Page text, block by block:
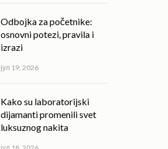
Odbojka za početnike:
osnovni potezi, pravila i
izrazi
јул 19, 2026
Kako su laboratorijski
dijamanti promenili svet
luksuznog nakita